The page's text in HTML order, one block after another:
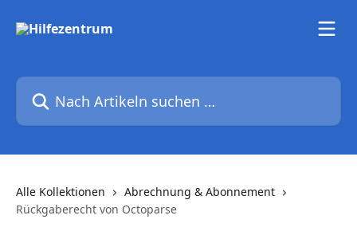
Nach Artikeln suchen …
Alle Kollektionen
Abrechnung & Abonnement
Rückgaberecht von Octoparse